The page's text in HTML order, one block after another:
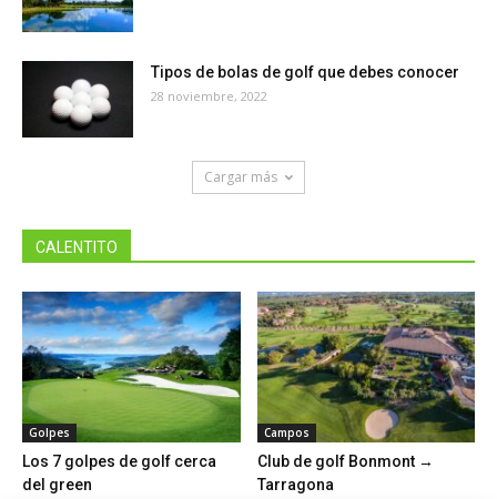
Tipos de bolas de golf que debes conocer
28 noviembre, 2022
Cargar más
CALENTITO
Golpes
Los 7 golpes de golf cerca
del green
Campos
Club de golf Bonmont →
Tarragona